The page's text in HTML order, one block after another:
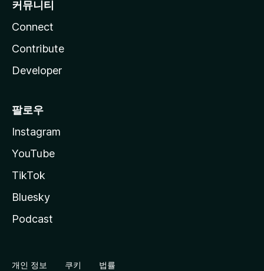
커뮤니티
Connect
Contribute
Developer
팔로우
Instagram
YouTube
TikTok
Bluesky
Podcast
개인 정보 쿠키 법률